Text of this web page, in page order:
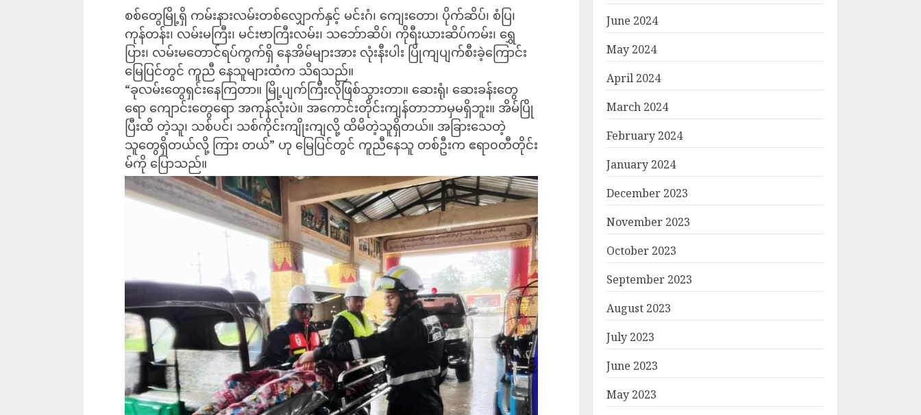
စစ်တွေမြို့ရှိ ကမ်းနားလမ်းတစ်လျှောက်နှင့် မင်းဂံ၊ ကျေးတော၊ ပိုက်ဆိပ်၊ စံပြ၊
ကုန်တန်း၊ လမ်းမကြီး၊ မင်းဗာကြီးလမ်း၊ သဘ်ောဆိပ်၊ ကိုရီးယားဆိပ်ကမ်း၊ ရွှေ
ပြား၊ လမ်းမတောင်ရပ်ကွက်ရှိ နေအိမ်များအား လုံးနီးပါး ပြိုကျပျက်စီးခဲ့ကြောင်း
မြေပြင်တွင် ကူညီ နေသူများထံက သိရသည်။
“ခုလမ်းတွေရှင်းနေကြတာ။ မြို့ပျက်ကြီးလိုဖြစ်သွားတာ။ ဆေးရုံ၊ ဆေးခန်းတွေ
ရော ကျောင်းတွေရော အကုန်လုံးပဲ။ အကောင်းတိုင်းကျန်တာဘာမှမရှိဘူး။ အိမ်ပြို
ပြီးထိ တဲ့သူ‌၊ သစ်ပင်၊ သစ်ကိုင်းကျိုးကျလို့ ထိမိတဲ့သူရှိတယ်။ အခြားသေတဲ့
သူ‌တွေရှိတယ်လို့ ကြား တယ်” ဟု မြေပြင်တွင် ကူညီနေသူ တစ်ဦးက ဧရာ၀တီတိုင်း
မ်ကို ပြောသည်။
June 2024
May 2024
April 2024
March 2024
February 2024
January 2024
December 2023
November 2023
October 2023
September 2023
August 2023
July 2023
June 2023
May 2023